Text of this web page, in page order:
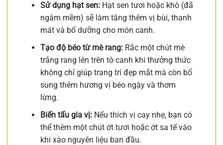
Sử dụng hạt sen:Hạt sen tươi hoặc khô (đã
ngâm mềm) sẽ làm tăng thêm vị bùi, thanh
mát và bổ dưỡng cho món canh.
Tạo độ béo từ mè rang:Rắc một chút mè
trắng rang lên trên tô canh khi thưởng thức
không chỉ giúp trang trí đẹp mắt mà còn bổ
sung thêm hương vị béo ngậy và thơm
lừng.
Biến tấu gia vị:Nếu thích vị cay nhẹ, bạn có
thể thêm một chút ớt tươi hoặc ớt sa tế vào
khi xào nguyên liệu ban đầu.